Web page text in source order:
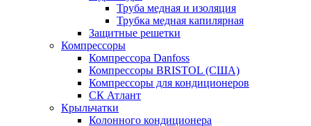
Труба медная и изоляция
Трубка медная капилярная
Защитные решетки
Компрессоры
Компрессора Danfoss
Компрессоры BRISTOL (США)
Компрессоры для кондиционеров
СК Атлант
Крыльчатки
Колонного кондиционера